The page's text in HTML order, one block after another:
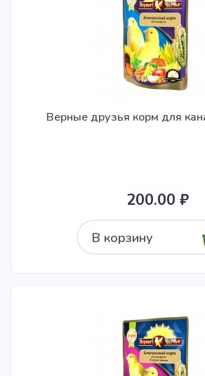
Верные друзья корм для
200.00 ₽
В корзину